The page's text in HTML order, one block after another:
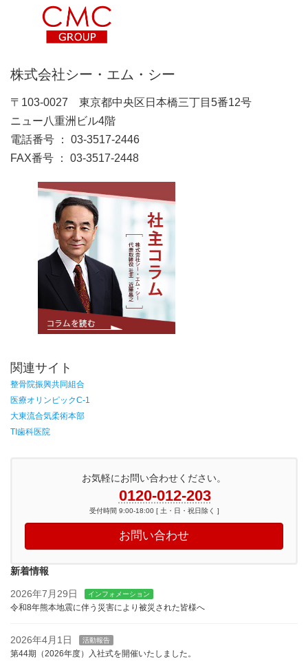
株式会社シー・エム・シー
〒103-0027 東京都中央区日本橋三丁目5番12号
ニュー八重洲ビル4階
電話番号 ： 03-3517-2446
FAX番号 ： 03-3517-2448
関連サイト
整骨院振興共同組合
医療オリンピックC-1
大東流合気柔術本部
TI歯科医院
お気軽にお問い合わせください。
0120-012-203
受付時間 9:00-18:00 [ 土・日・祝日除く ]
お問い合わせ
新着情報
2026年7月29日 インフォメーション
令和8年熊本地震に伴う災害により被災された皆様へ
2026年4月1日 活動報告
第44期（2026年度）入社式を開催いたしました。